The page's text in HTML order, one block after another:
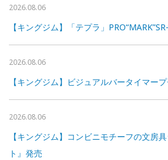
2026.08.06
【キングジム】「テプラ」
2026.08.06
【キングジム】ビジュアルバータイマー
2026.08.06
【キングジム】コンビニモチーフの文房
ト』発売